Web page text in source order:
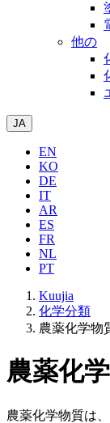
他の
JA
EN
KO
DE
IT
AR
ES
FR
NL
PT
Kuujia
化学分類
農薬化学物
農薬化
農薬化学物質は